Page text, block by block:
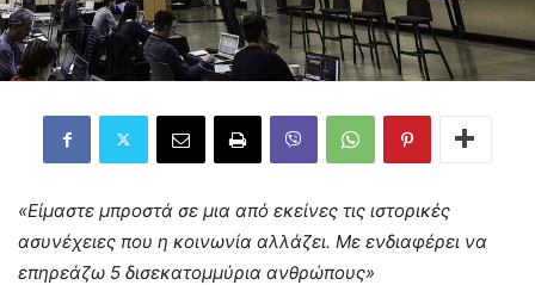
«Είμαστε μπροστά σε μια από εκείνες τις ιστορικές
ασυνέχειες που η κοινωνία αλλάζει. Με ενδιαφέρει να
επηρεάζω 5 δισεκατομμύρια ανθρώπους»